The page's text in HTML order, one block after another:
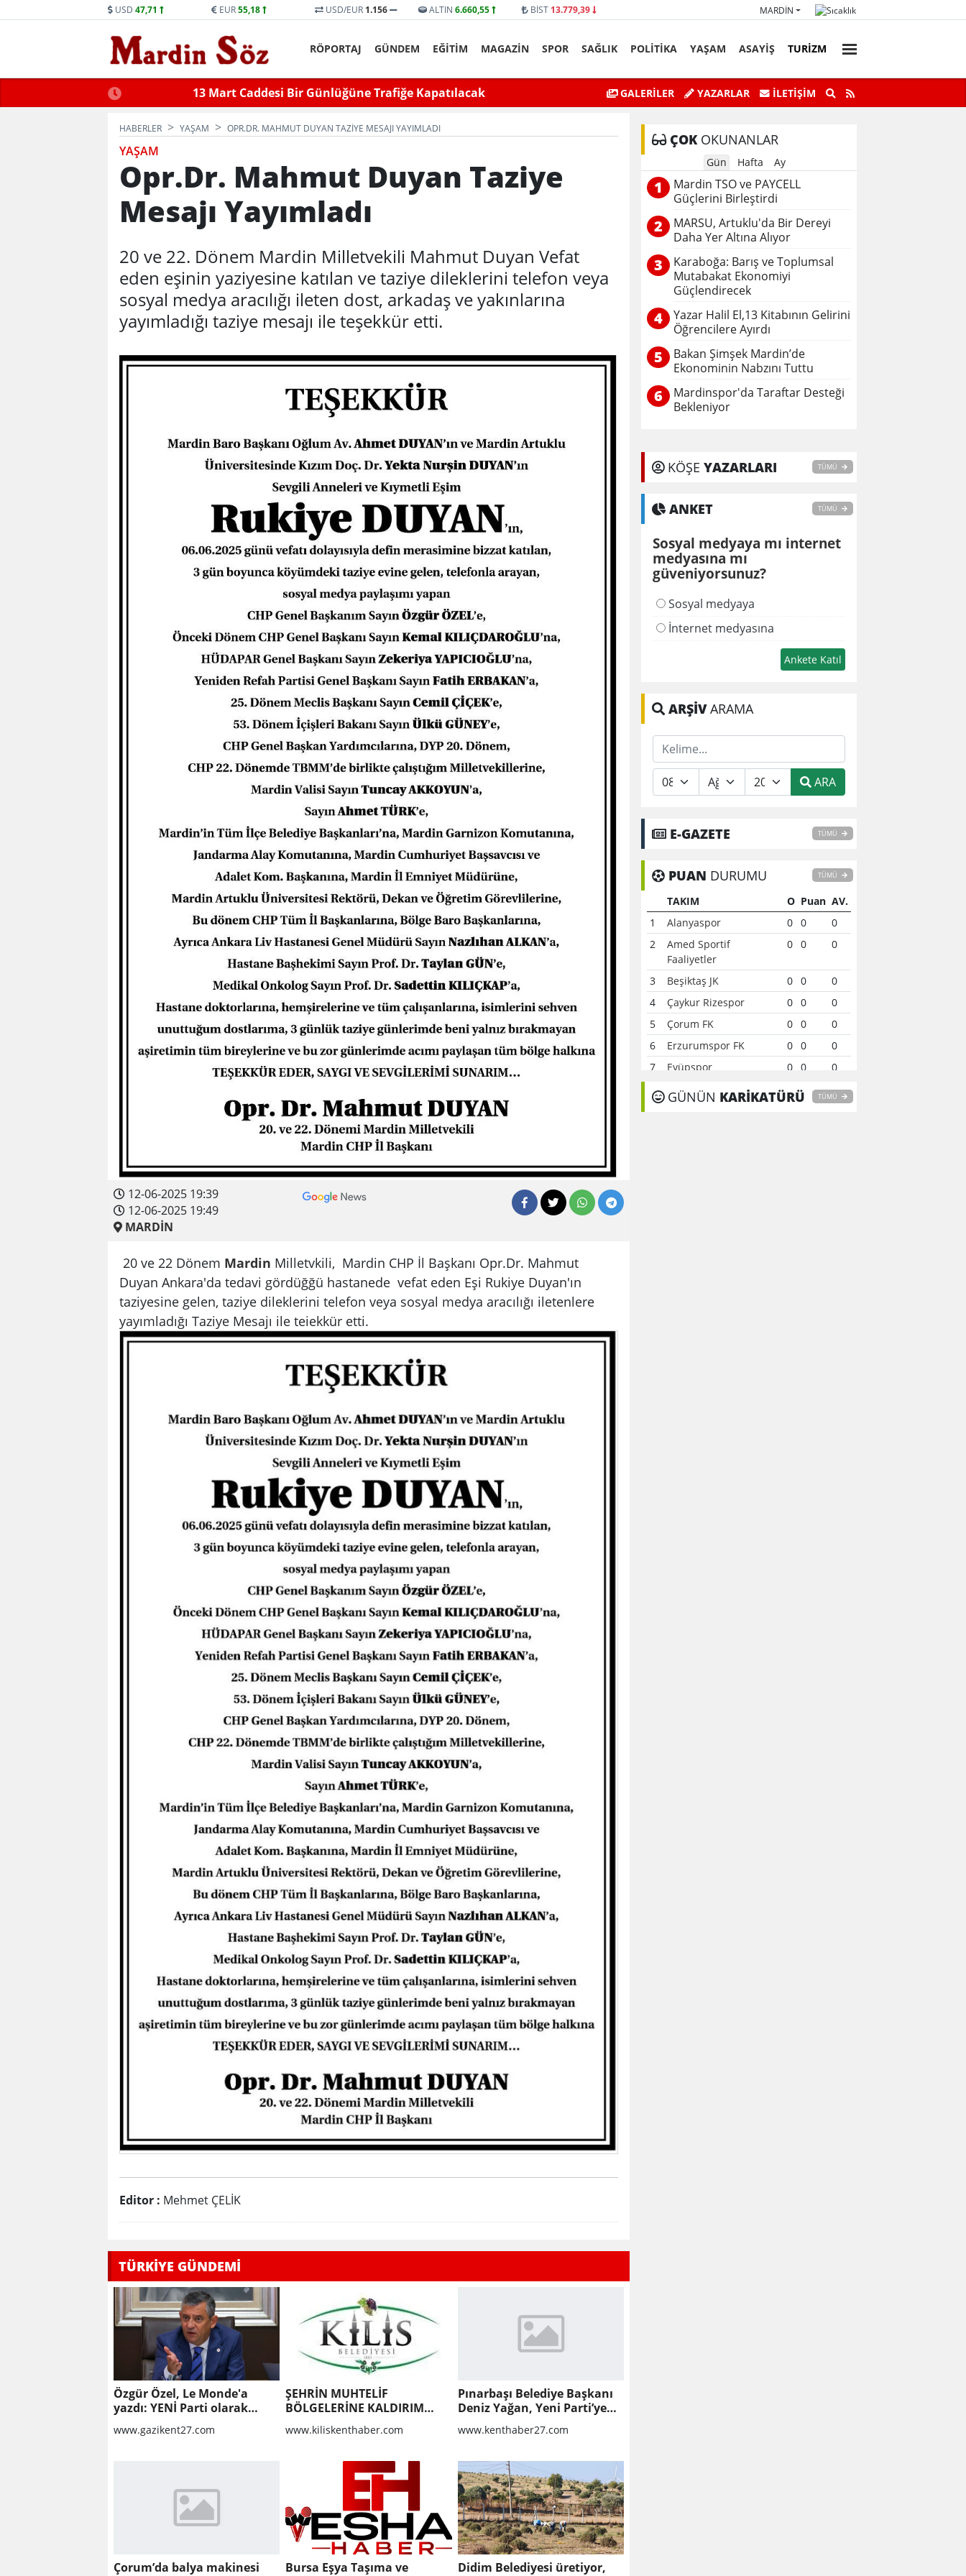
USD 47,71 EUR55,18 USD/EUR 1.156 ALTIN 6.660,55 BİST 13.779,39 MARDIN
RÖPORTAJ GÜNDEM EĞİTİM MAGAZİN SPOR SAĞLIK POLİTİKA YAŞAM ASAYİŞ TURİZM
Trafiğe Kapatılacak Midyat’ta bıçaklı kavga can aldı
Mardin’de Ceza İnfaz Personeli Günü’ne Özel Satranç
Turnuvası
GALERİLER YAZARLAR İLETIŞIM
HABERLER YAŞAM OPR.DR. MAHMUT DUYAN TAZIYE MESAJI YAYIMLADI
YAŞAM
Opr.Dr. Mahmut Duyan Taziye
Mesajı Yayımladı
20 ve 22. Dönem Mardin Milletvekili Mahmut Duyan Vefat
eden eşinin yaziyesine katılan ve taziye dileklerini telefon veya
sosyal medya aracılığı ileten dost, arkadaş ve yakınlarına
yayımladığı taziye mesajı ile teşekkür etti.
12-06-2025 19:39
12-06-2025 19:49
MARDİN
20 ve 22 Dönem Mardin Milletvkili, Mardin CHP İl Başkanı Opr.Dr. Mahmut
Duyan Ankara'da tedavi gördüğğü hastanede vefat eden Eşi Rukiye Duyan'ın
taziyesine gelen, taziye dileklerini telefon veya sosyal medya aracılığı iletenlere
yayımladığı Taziye Mesajı ile teiekkür etti.
Editor : Mehmet ÇELİK
TÜRKİYE GÜNDEMİ
Özgür Özel, Le Monde'a
yazdı: YENİ Parti olarak
farklı bir gelecek öneriyoruz
www.gazikent27.com
ŞEHRİN MUHTELİF
BÖLGELERİNE KALDIRIM
YAPILMASI VE BOZULAN
KALDIRIMLARIN
www.kiliskenthaber.com
Pınarbaşı Belediye Başkanı
Deniz Yağan, Yeni Parti’ye
www.kenthaber27.com
Çorum’da balya makinesi
Bursa Eşya Taşıma ve
Didim Belediyesi üretiyor,
ÇOKOKUNANLAR
Gün Hafta Ay
1
Mardin TSO ve PAYCELL
Güçlerini Birleştirdi
2
MARSU, Artuklu'da Bir Dereyi
Daha Yer Altına Alıyor
3
Karaboğa: Barış ve Toplumsal
Mutabakat Ekonomiyi
Güçlendirecek
4
Yazar Halil El,13 Kitabının Gelirini
Öğrencilere Ayırdı
5
Bakan Şimşek Mardin’de
Ekonominin Nabzını Tuttu
6
Mardinspor'da Taraftar Desteği
Bekleniyor
KÖŞE YAZARLARI TÜMÜ
ANKET TÜMÜ
Sosyal medyaya mı internet
medyasına mı
güveniyorsunuz?
Sosyal medyaya
İnternet medyasına
ARŞİVARAMA
ARA
E-GAZETE TÜMÜ
PUAN DURUMU TÜMÜ
TAKIM O Puan AV.
1
Alanyaspor 0 0
0
2
Amed Sportif
Faaliyetler
0 0 0
3 Beşiktaş JK 0 0
0
4
Çaykur Rizespor 0 0
0
5
Çorum FK 0 0
0
6
Erzurumspor FK 0 0
0
7
Eyüpspor 0 0
0
8
Fenerbahçe 0
0
GÜNÜN KARİKATÜRÜ TÜMÜ